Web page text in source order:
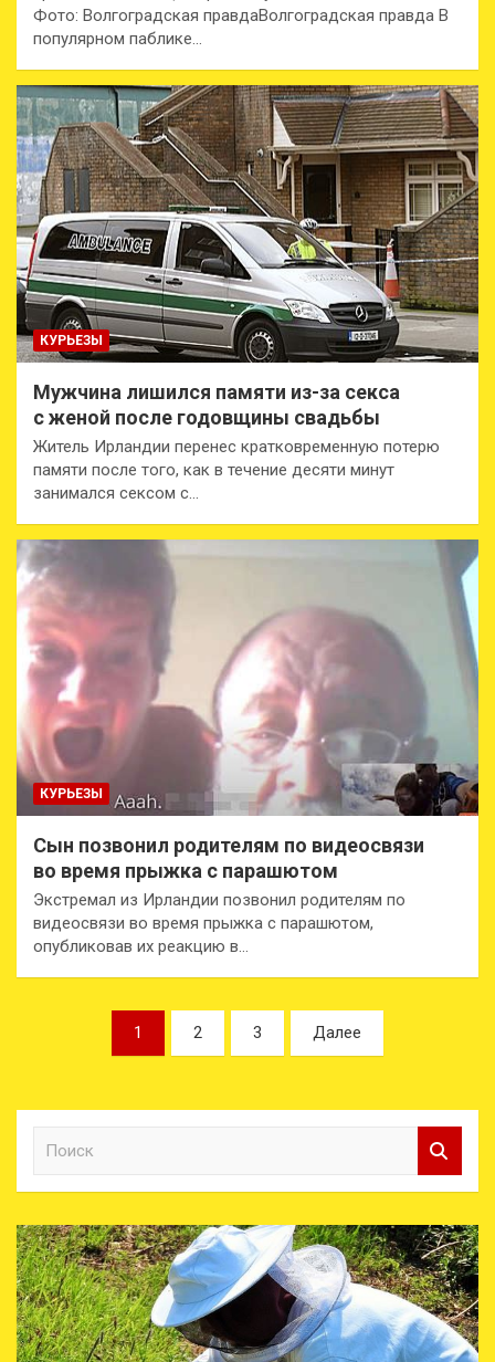
Фото: Волгоградская правдаВолгоградская правда В
популярном паблике…
КУРЬЕЗЫ
Мужчина лишился памяти из-за секса
с женой после годовщины свадьбы
Житель Ирландии перенес кратковременную потерю
памяти после того, как в течение десяти минут
занимался сексом с…
КУРЬЕЗЫ
Сын позвонил родителям по видеосвязи
во время прыжка с парашютом
Экстремал из Ирландии позвонил родителям по
видеосвязи во время прыжка с парашютом,
опубликовав их реакцию в…
Пагинация
записей
1 2 3 Далее
к